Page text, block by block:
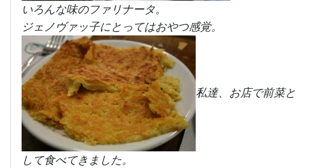
いろんな味のファリナータ。
ジェノヴァッ子にとってはおやつ感覚。
私達、お店で前菜と
して食べてきました。